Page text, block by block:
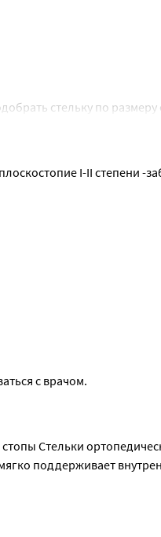
стельку по
26 см 26,5-27см 27-27,5см
I-II степени -
с врачом.
Стельки
поддерживает